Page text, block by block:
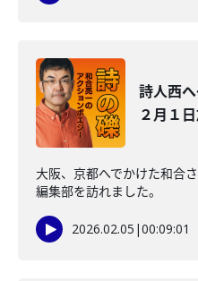
詩人西
２月１日
大阪、京都へでかけた和合
編集部を訪れました。
2026.02.05 |00:09:01